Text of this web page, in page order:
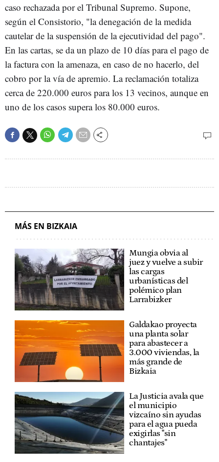
caso rechazada por el Tribunal Supremo. Supone,
según el Consistorio, "la denegación de la medida
cautelar de la suspensión de la ejecutividad del pago".
En las cartas, se da un plazo de 10 días para el pago de
la factura con la amenaza, en caso de no hacerlo, del
cobro por la vía de apremio. La reclamación totaliza
cerca de 220.000 euros para los 13 vecinos, aunque en
uno de los casos supera los 80.000 euros.
MÁS EN BIZKAIA
Mungia obvia al
juez y vuelve a subir
las cargas
urbanísticas del
polémico plan
Larrabizker
Galdakao proyecta
una planta solar
para abastecer a
3.000 viviendas, la
más grande de
Bizkaia
La Justicia avala que
el municipio
vizcaíno sin ayudas
para el agua pueda
exigirlas "sin
chantajes"